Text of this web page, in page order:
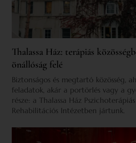
Thalassa Ház: terápiás
önállóság felé
Biztonságos és megtartó közösség,
feladatok, akár a portörlés vagy a
része: a Thalassa Ház
Rehabilitációs Intézetben jártunk.